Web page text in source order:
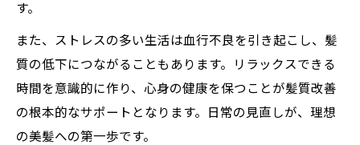
す。
また、ストレスの多い生活は血行不良を引き起こし、髪
質の低下につながることもあります。リラックスできる
時間を意識的に作り、心身の健康を保つことが髪質改善
の根本的なサポートとなります。日常の見直しが、理想
の美髪への第一歩です。